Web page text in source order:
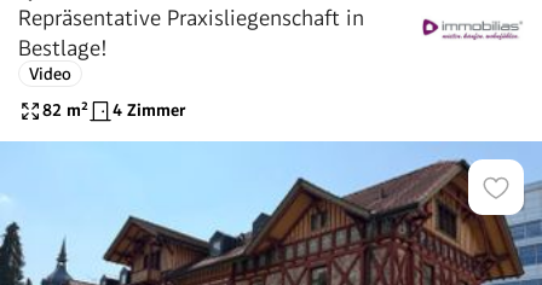
Repräsentative Praxisliegenschaft in
Bestlage!
Video
82 m² 4 Zimmer